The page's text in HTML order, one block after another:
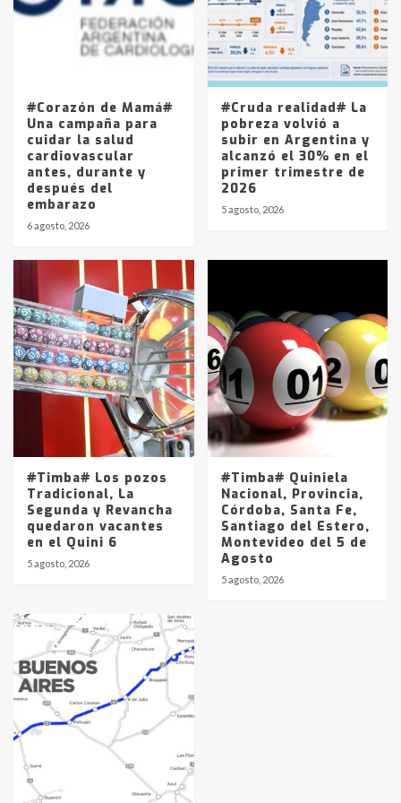
Los precios de los combustibles en
La Pampa, desde YPF hasta Axion
entre 857 a 1338 pesos
#Corazón de Mamá#
Una campaña para
cuidar la salud
cardiovascular
antes, durante y
después del
embarazo
6 agosto, 2026
#Cruda realidad# La
pobreza volvió a
subir en Argentina y
alcanzó el 30% en el
primer trimestre de
2026
5 agosto, 2026
#Timba# Los pozos
Tradicional, La
Segunda y Revancha
quedaron vacantes
en el Quini 6
5 agosto, 2026
#Timba# Quiniela
Nacional, Provincia,
Córdoba, Santa Fe,
Santiago del Estero,
Montevideo del 5 de
Agosto
5 agosto, 2026